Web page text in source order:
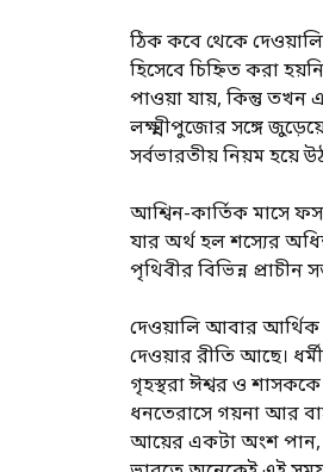
ঠিক কবে থেকে
হিসেবে চিহ্নিত করা
পাওয়া যায়, কিন্তু তখন
লক্ষ্মীপুজোর সঙ্গে
সর্বভারতীয় নিয়ম হয়ে
আশ্বিন-কার্তিক মাসে
যার অর্থ হল শস্যের
পৃথিবীর বিভিন্ন
দেওয়ালি আবার আর্থিক
দেওয়ার রীতি আছে।
গৃহস্থরা ঈশ্বর ও
ধনতেরাসে গয়না আর
আয়ের একটা অংশ পান,